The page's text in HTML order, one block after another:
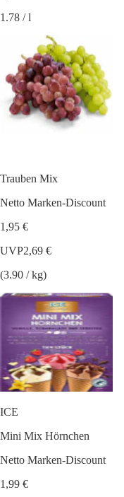
1.78 / l
Trauben Mix
Netto Marken-Discount
1,95 €
UVP2,69 €
(3.90 / kg)
ICE
Mini Mix Hörnchen
Netto Marken-Discount
1,99 €